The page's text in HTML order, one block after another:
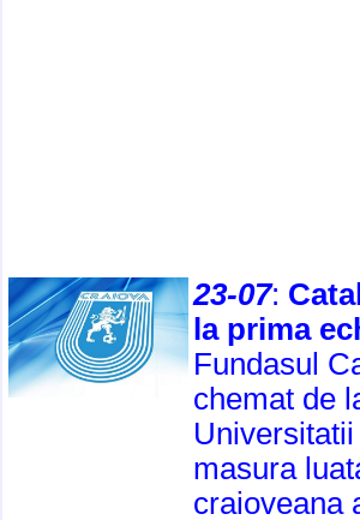
23-07:
la prima
Fundasul
chemat de
masura
craioveana